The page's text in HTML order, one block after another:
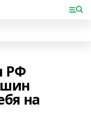
РФ
на